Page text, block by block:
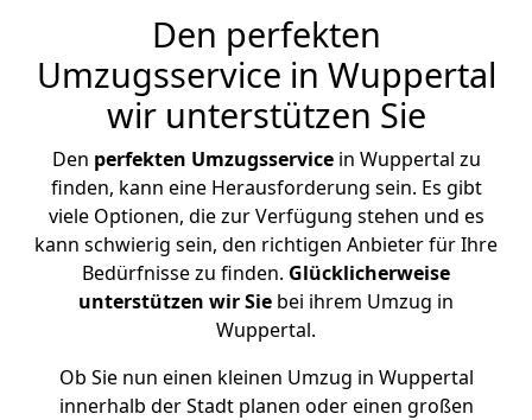
Den perfekten
Umzugsservice in Wuppertal
wir unterstützen Sie
Den perfekten Umzugsservicein Wuppertal zu
finden, kann eine Herausforderung sein. Es gibt
viele Optionen, die zur Verfügung stehen und es
kann schwierig sein, den richtigen Anbieter für Ihre
Bedürfnisse zu finden. Glücklicherweise
unterstützen wirSie bei ihrem Umzug in
Wuppertal.
Ob Sie nun einen kleinen Umzug in Wuppertal
innerhalb der Stadt planen oder einen großen